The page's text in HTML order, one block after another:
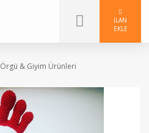
İLAN
EKLE
Örgü & Giyim Ürünleri